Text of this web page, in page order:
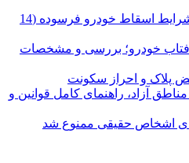
راهنمای کامل مراحل و شرایط اسقاط خودرو فرسوده (14
مزدا CX-30 مدل ۲۰۲۴ آفتاب خودرو؛ بررسی و مشخصات
پلاک و احراز سکونت
آزاد، راهنمای کامل قوانین و
اشخاص حقیقی ممنوع شد